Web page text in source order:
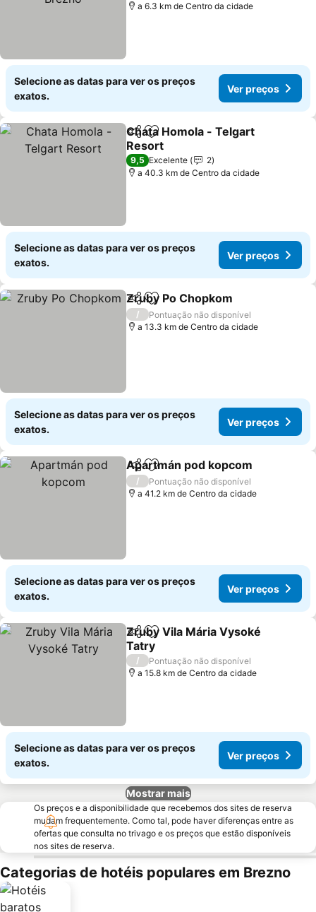
a 6.3 km de Centro da cidade
Selecione as datas para ver os preços
exatos.
Ver preços
PartilharAdicionar aos favoritos
Chata Homola - Telgart
Resort
9,5 Excelente
2
a 40.3 km de Centro da cidade
Selecione as datas para ver os preços
exatos.
Ver preços
PartilharAdicionar aos favoritos
Zruby Po Chopkom
/
Pontuação não disponível
a 13.3 km de Centro da cidade
Selecione as datas para ver os preços
exatos.
Ver preços
PartilharAdicionar aos favoritos
Apartmán pod kopcom
/
Pontuação não disponível
a 41.2 km de Centro da cidade
Selecione as datas para ver os preços
exatos.
Ver preços
PartilharAdicionar aos favoritos
Zruby Vila Mária Vysoké
Tatry
/
Pontuação não disponível
a 15.8 km de Centro da cidade
Selecione as datas para ver os preços
exatos.
Ver preços
Mostrar mais
Os preços e a disponibilidade que recebemos dos sites de reserva
mudam frequentemente. Como tal, pode haver diferenças entre as
ofertas que consulta no trivago e os preços que estão disponíveis
nos sites de reserva.
Categorias de hotéis populares em Brezno